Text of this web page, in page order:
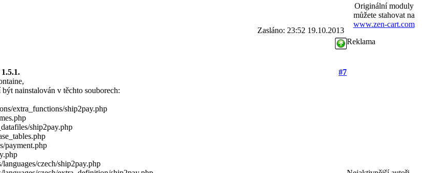
Zasláno: 23:52 19.10.2013
#7
nainstalován v těchto souborech:
extra_functions/ship2pay.php
ship2pay.php
payment.php
czech/ship2pay.php
Originální moduly
můžete stahovat na
www.zen-cart.com
Reklama